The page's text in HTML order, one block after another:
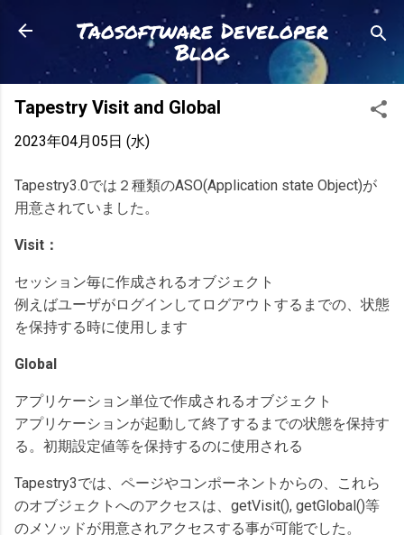
スキップしてメイン コンテンツに移動
Taosoftware Developer
Blog
Tapestry Visit and Global
2023年04月05日 (水)
Tapestry3.0では２種類のASO(Application state Object)が
用意されていました。
Visit：
セッション毎に作成されるオブジェクト
例えばユーザがログインしてログアウトするまでの、状態
を保持する時に使用します
Global
アプリケーション単位で作成されるオブジェクト
アプリケーションが起動して終了するまでの状態を保持す
る。初期設定値等を保持するのに使用される
Tapestry3では、ページやコンポーネントからの、これら
のオブジェクトへのアクセスは、getVisit(), getGlobal()等
のメソッドが用意されアクセスする事が可能でした。